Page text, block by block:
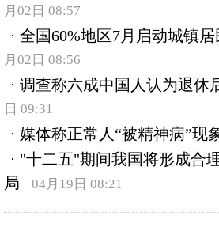
月02日 08:57
全国60%地区7月启动城镇
月02日 08:56
调查称六成中国人认为退休
日 09:31
媒体称正常人“被精神病”现
"十二五"期间我国将形成合
局
04月19日 08:21